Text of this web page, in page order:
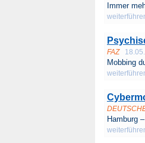
Immer
FAZ
Mobbing
Hamburg